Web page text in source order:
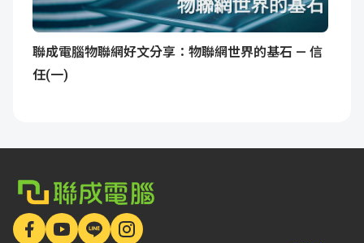
聯成電腦物聯網好文分享：物聯網世界的基石 — 信
任(一)